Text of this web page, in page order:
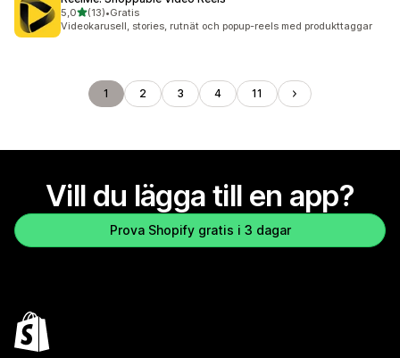
5,0av 5 stjärnor
(13)
13 recensioner totalt
•Gratis
Videokarusell, stories, rutnät och popup-reels med produkttaggar
1 2 3 4 11
Vill du lägga till en app?
Prova Shopify gratis i 3 dagar